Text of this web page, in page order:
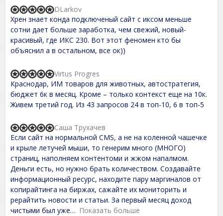
R
a
t
e
d
5
0
o
u
t
o
f
Хрен знает конда подключеный сайт с иксом меньше
сотни дает больше заработка, чем свежий, новый-
красивый, где ИКС 230. Вот этот феномен кто бы
объяснил а в остальном, все ок))
DLarkov
R
a
t
d
,
0
o
u
t
f
5
Краснодар, ИМ товаров для животных, автостратегия,
бюджет 6к в месяц. Кроме – только контекст еще на 10к.
Живем третий год. Из 43 запросов 24 в топ-10, 6 в топ-5
Virtus Progres
R
a
t
d
5
,
0
o
u
t
Если сайт на нормальной CMS, а не на коленной чашечке
и крыле летучей мыши, то генерим много (МНОГО)
страниц, наполняем контентоми и жжом напалмом.
Деньги есть, но нужно брать количеством. Создавайте
информационный ресурс, находите пару маргиналов от
копирайтинга на биржах, сажайте их мониторить и
рерайтить новости и статьи. За первый месяц доход
чистыми был уже
Показать больше
Саша Трухачев